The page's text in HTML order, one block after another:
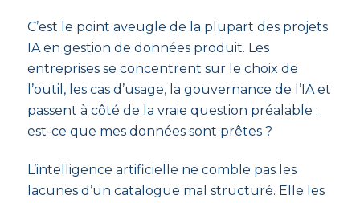
C’est le point aveugle de la plupart des projets
IA en gestion de données produit. Les
entreprises se concentrent sur le choix de
l’outil, les cas d’usage, la gouvernance de l’IA et
passent à côté de la vraie question préalable :
est-ce que mes données sont prêtes ?
L’intelligence artificielle ne comble pas les
lacunes d’un catalogue mal structuré. Elle les